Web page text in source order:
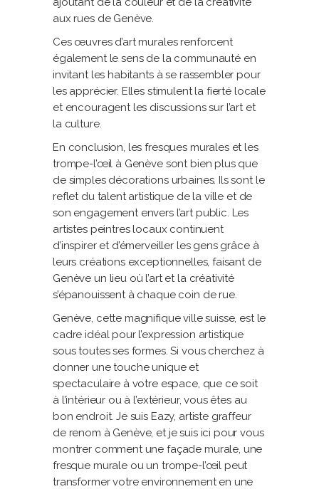
aux rues de Genève.
Ces œuvres d’art murales renforcent
également le sens de la communauté en
invitant les habitants à se rassembler pour
les apprécier. Elles stimulent la fierté locale
et encouragent les discussions sur l’art et
la culture.
En conclusion, les fresques murales et les
trompe-l’œil à Genève sont bien plus que
de simples décorations urbaines. Ils sont le
reflet du talent artistique de la ville et de
son engagement envers l’art public. Les
artistes peintres locaux continuent
d’inspirer et d’émerveiller les gens grâce à
leurs créations exceptionnelles, faisant de
Genève un lieu où l’art et la créativité
s’épanouissent à chaque coin de rue.
Genève, cette magnifique ville suisse, est le
cadre idéal pour l’expression artistique
sous toutes ses formes. Si vous cherchez à
donner une touche unique et
spectaculaire à votre espace, que ce soit
à l’intérieur ou à l’extérieur, vous êtes au
bon endroit. Je suis Eazy, artiste graffeur
de renom à Genève, et je suis ici pour vous
montrer comment une façade murale, une
fresque murale ou un trompe-l’œil peut
transformer votre environnement en une